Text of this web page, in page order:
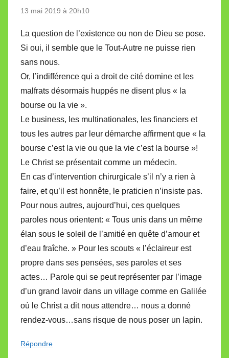
13 mai 2019 à 20h10
La question de l’existence ou non de Dieu se pose.
Si oui, il semble que le Tout-Autre ne puisse rien
sans nous.
Or, l’indifférence qui a droit de cité domine et les
malfrats désormais huppés ne disent plus « la
bourse ou la vie ».
Le business, les multinationales, les financiers et
tous les autres par leur démarche affirment que « la
bourse c’est la vie ou que la vie c’est la bourse »!
Le Christ se présentait comme un médecin.
En cas d’intervention chirurgicale s’il n’y a rien à
faire, et qu’il est honnête, le praticien n’insiste pas.
Pour nous autres, aujourd’hui, ces quelques
paroles nous orientent: « Tous unis dans un même
élan sous le soleil de l’amitié en quête d’amour et
d’eau fraîche. » Pour les scouts « l’éclaireur est
propre dans ses pensées, ses paroles et ses
actes… Parole qui se peut représenter par l’image
d’un grand lavoir dans un village comme en Galilée
où le Christ a dit nous attendre… nous a donné
rendez-vous…sans risque de nous poser un lapin.
Répondre